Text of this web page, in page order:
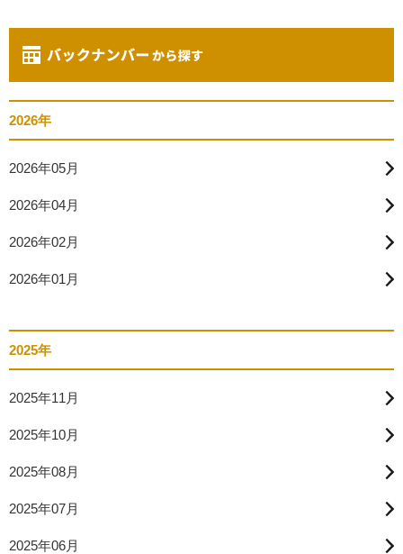
2026年
2026年05月
2026年04月
2026年02月
2026年01月
2025年
2025年11月
2025年10月
2025年08月
2025年07月
2025年06月